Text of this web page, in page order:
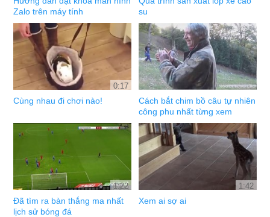
Zalo trên máy tính
su
0:17
Cùng nhau đi chơi nào!
Cách bắt chim bồ câu tự nhiên
công phu nhất từng xem
1:22
Đã tìm ra bàn thắng ma nhất
lịch sử bóng đá
1:42
Xem ai sợ ai